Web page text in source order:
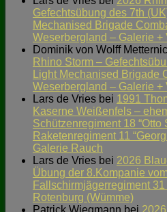
Gefechtsübung des 7th
Mechanised Brigade
Weserbergland – Galerie +
Dominik von Wolff
Rhino Storm –
Light Mechanised Brigade
Weserbergland – Galerie +
Lars de Vries bei 1991
Kaserne Weißenfels –
Schützenregiment 18 “Otto
Raketenregiment 11
Galerie Rauch
Lars de Vries bei 2026
Übung der 8.Kompanie vom
Fallschirmjägerregiment
Rotenburg (Wümme)
Patrick Wiegmann bei